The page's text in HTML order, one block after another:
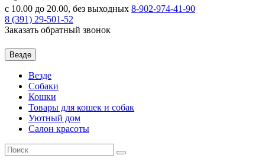
с 10.00 до 20.00, без выходных 8-902-974-41-90
8 (391) 29-501-52
Заказать обратный звонок
Везде
Везде
Собаки
Кошки
Товары для кошек и собак
Уютный дом
Салон красоты